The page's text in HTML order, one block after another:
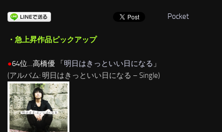
Pocket
・急上昇作品ピックアップ
●64位…高橋優 「明日はきっといい日になる 」
(アルバム: 明日はきっといい日になる – Single)